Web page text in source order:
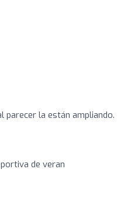
parecer la están ampliando.
de veran